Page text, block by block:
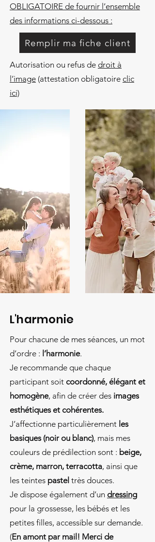
OBLIGATOIRE de fournir l’ensemble
des informations ci-dessous :
Remplir ma fiche client
Autorisation ou refus de droit à
l’image (attestation obligatoire clic
ici)
L'harmonie
Pour chacune de mes séances, un mot
d’ordre : l’harmonie.
Je recommande que chaque
participant soit coordonné, élégant et
homogène, afin de créer des images
esthétiques et cohérentes.
J’affectionne particulièrement les
basiques (noir ou blanc), mais mes
couleurs de prédilection sont : beige,
crème, marron, terracotta, ainsi que
les teintes pastel très douces.
Je dispose également d’un dressing
pour la grossesse, les bébés et les
petites filles, accessible sur demande.
(En amont par mail! Merci de